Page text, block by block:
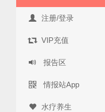
注册/登录
VIP充值
报告区
情报站App
水疗养生